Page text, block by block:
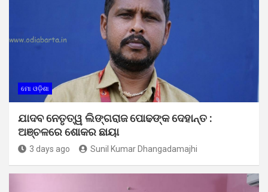
ମୋ ଓଡ଼ିଶା
ଯାଦବ ନେତୃତ୍ୱ ଲିଙ୍ଗରାଜ ପୋଢଙ୍କ ଦେହାନ୍ତ :
ଅଞ୍ଚଳରେ ଶୋକର ଛାୟା
3 days ago Sunil Kumar Dhangadamajhi